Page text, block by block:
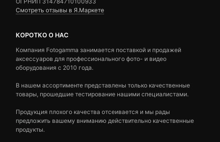
Смотреть отзывы в Я.Маркете
КОРОТКО О НАС
Компания Fotogamma занимается поставкой и продажей
аксессуаров для профессионального фото- и видео
оборудования с 2010 года.
В нашем ассортименте представлены только качественные
товары, прошедшие тестирование нашими специалистами.
Продукция плохого качества отсеивается и мы рады
предложить вашему вниманию действительно качественные
продукты.